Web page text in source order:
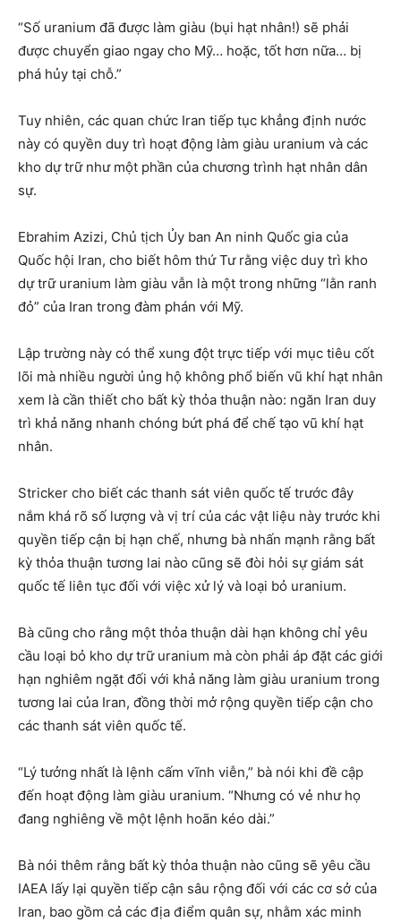
“Số uranium đã được làm giàu (bụi hạt nhân!) sẽ phải
được chuyển giao ngay cho Mỹ… hoặc, tốt hơn nữa… bị
phá hủy tại chỗ.”
Tuy nhiên, các quan chức Iran tiếp tục khẳng định nước
này có quyền duy trì hoạt động làm giàu uranium và các
kho dự trữ như một phần của chương trình hạt nhân dân
sự.
Ebrahim Azizi, Chủ tịch Ủy ban An ninh Quốc gia của
Quốc hội Iran, cho biết hôm thứ Tư rằng việc duy trì kho
dự trữ uranium làm giàu vẫn là một trong những “lằn ranh
đỏ” của Iran trong đàm phán với Mỹ.
Lập trường này có thể xung đột trực tiếp với mục tiêu cốt
lõi mà nhiều người ủng hộ không phổ biến vũ khí hạt nhân
xem là cần thiết cho bất kỳ thỏa thuận nào: ngăn Iran duy
trì khả năng nhanh chóng bứt phá để chế tạo vũ khí hạt
nhân.
Stricker cho biết các thanh sát viên quốc tế trước đây
nắm khá rõ số lượng và vị trí của các vật liệu này trước khi
quyền tiếp cận bị hạn chế, nhưng bà nhấn mạnh rằng bất
kỳ thỏa thuận tương lai nào cũng sẽ đòi hỏi sự giám sát
quốc tế liên tục đối với việc xử lý và loại bỏ uranium.
Bà cũng cho rằng một thỏa thuận dài hạn không chỉ yêu
cầu loại bỏ kho dự trữ uranium mà còn phải áp đặt các giới
hạn nghiêm ngặt đối với khả năng làm giàu uranium trong
tương lai của Iran, đồng thời mở rộng quyền tiếp cận cho
các thanh sát viên quốc tế.
“Lý tưởng nhất là lệnh cấm vĩnh viễn,” bà nói khi đề cập
đến hoạt động làm giàu uranium. “Nhưng có vẻ như họ
đang nghiêng về một lệnh hoãn kéo dài.”
Bà nói thêm rằng bất kỳ thỏa thuận nào cũng sẽ yêu cầu
IAEA lấy lại quyền tiếp cận sâu rộng đối với các cơ sở của
Iran, bao gồm cả các địa điểm quân sự, nhằm xác minh